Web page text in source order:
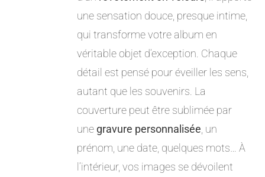
une sensation douce, presque intime,
qui transforme votre album en
véritable objet d’exception. Chaque
détail est pensé pour éveiller les sens,
autant que les souvenirs. La
couverture peut être sublimée par
une gravure personnalisée, un
prénom, une date, quelques mots… À
l’intérieur, vos images se dévoilent